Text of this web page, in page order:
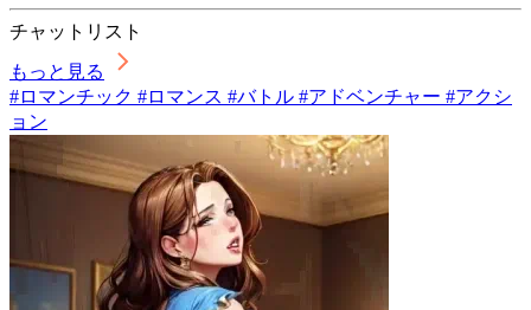
チャットリスト
もっと見る
#ロマンチック #ロマンス #バトル #アドベンチャー #アクシ
ョン